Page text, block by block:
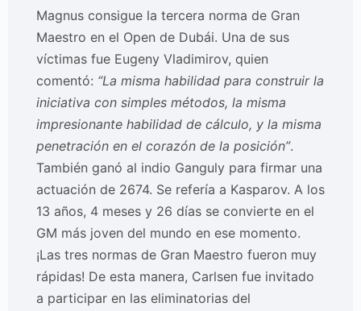
Magnus consigue la tercera norma de Gran
Maestro en el Open de Dubái. Una de sus
víctimas fue Eugeny Vladimirov, quien
comentó: “La misma habilidad para construir la
iniciativa con simples métodos, la misma
impresionante habilidad de cálculo, y la misma
penetración en el corazón de la posición”.
También ganó al indio Ganguly para firmar una
actuación de 2674. Se refería a Kasparov. A los
13 años, 4 meses y 26 días se convierte en el
GM más joven del mundo en ese momento.
¡Las tres normas de Gran Maestro fueron muy
rápidas! De esta manera, Carlsen fue invitado
a participar en las eliminatorias del